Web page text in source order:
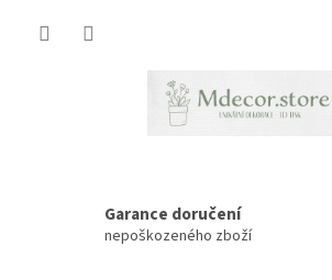
Garance doručení
nepoškozeného zboží